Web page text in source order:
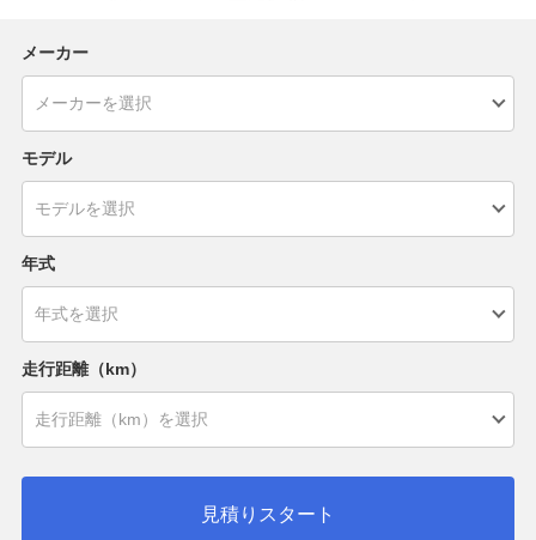
メーカー
モデル
年式
走行距離（km）
見積りスタート